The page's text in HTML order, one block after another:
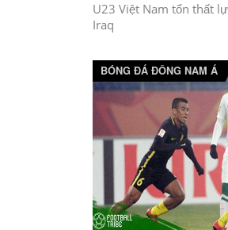
U23 Việt Nam tổn thất
Iraq
BÓNG ĐÁ ĐÔNG NAM Á